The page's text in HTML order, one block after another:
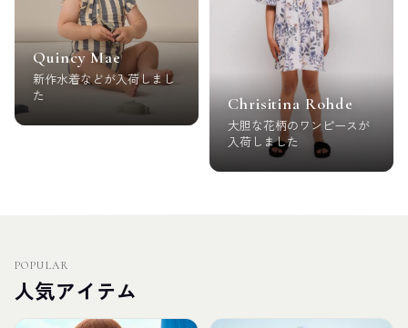
Quincy Mae
新作水着などが入荷しまし
た
Chrisitina Rohde
大胆な花柄のワンピースが
入荷しました
POPULAR
人気アイテム